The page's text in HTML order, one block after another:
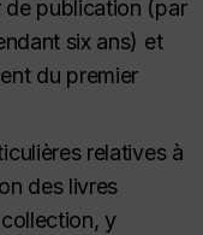
de publication (par
six ans) et
du premier
relatives à
des livres
y